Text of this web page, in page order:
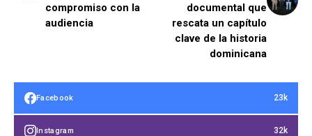
compromiso con la
audiencia
documental que
rescata un capítulo
clave de la historia
dominicana
Facebook 23k
Instagram 32k